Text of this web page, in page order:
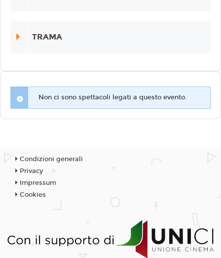
TRAMA
Non ci sono spettacoli legati a questo evento.
Condizioni generali
Privacy
Impressum
Cookies